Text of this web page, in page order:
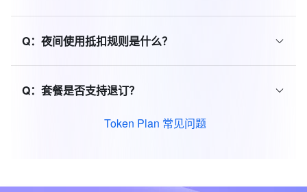
Q： 夜间使用抵扣规则是什么？
Q： 套餐是否支持退订？
Token Plan 常见问题